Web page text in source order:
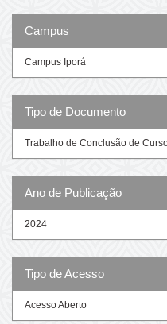
Campus
Campus Iporá
Tipo de Documento
Trabalho de Conclusão de
Ano de Publicação
2024
Tipo de Acesso
Acesso Aberto